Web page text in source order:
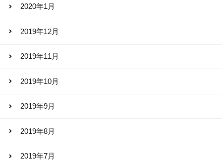
2020年1月
2019年12月
2019年11月
2019年10月
2019年9月
2019年8月
2019年7月